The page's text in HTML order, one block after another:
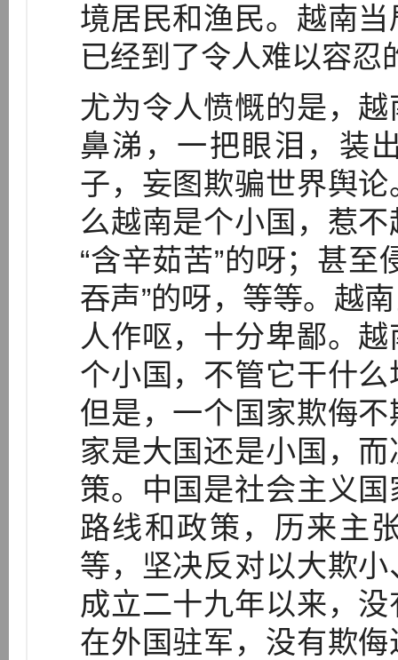
境居民和渔民。越南
已经到了令人难以容忍
尤为令人愤慨的是，
鼻涕，一把眼泪，装
子，妄图欺骗世界舆
么越南是个小国，惹
“含辛茹苦”的呀；甚至
吞声”的呀，等等。越
人作呕，十分卑鄙。
个小国，不管它干什
但是，一个国家欺侮
家是大国还是小国，
策。中国是社会主义
路线和政策，历来主
等，坚决反对以大欺
成立二十九年以来，
在外国驻军，没有欺